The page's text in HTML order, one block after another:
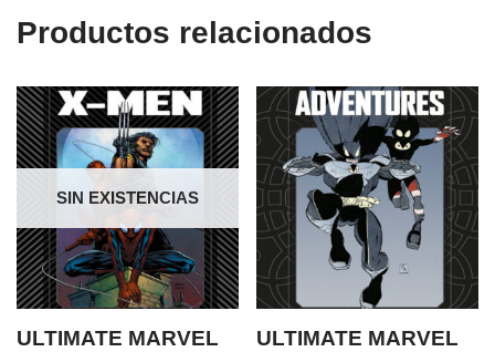
Productos relacionados
SIN EXISTENCIAS
ULTIMATE MARVEL
ULTIMATE MARVEL